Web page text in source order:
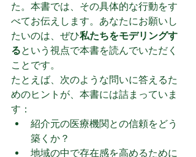
た。本書では、その具体的な行動をす
べてお伝えします。あなたにお願いし
たいのは、ぜひ私たちをモデリングす
るという視点で本書を読んでいただく
ことです。
たとえば、次のような問いに答えるた
めのヒントが、本書には詰まっていま
す：
紹介元の医療機関との信頼をどう
築くか？
地域の中で存在感を高めるために